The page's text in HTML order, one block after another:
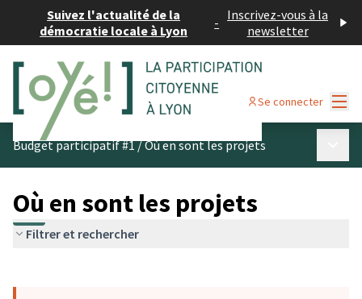
Suivez l'actualité de la
démocratie locale à Lyon
- Inscrivez-vous à la
newsletter
Se connecter
Budget participatif #1/Où en sont les projets
Où en sont les projets
Filtrer et rechercher